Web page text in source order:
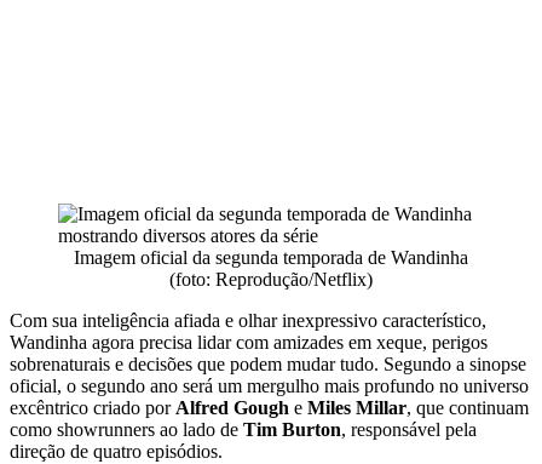
Imagem oficial da segunda temporada de Wandinha
(foto: Reprodução/Netflix)
Com sua inteligência afiada e olhar inexpressivo característico,
Wandinha agora precisa lidar com amizades em xeque, perigos
sobrenaturais e decisões que podem mudar tudo. Segundo a sinopse
oficial, o segundo ano será um mergulho mais profundo no universo
excêntrico criado por Alfred Gough e Miles Millar, que continuam
como showrunners ao lado de Tim Burton, responsável pela
direção de quatro episódios.